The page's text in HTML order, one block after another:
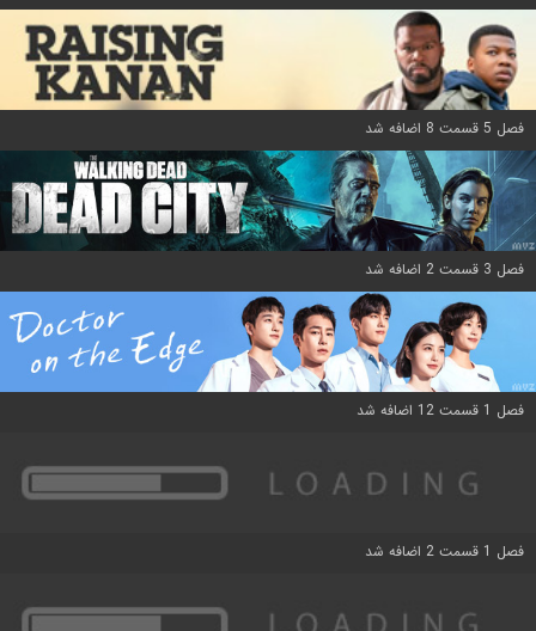
فصل 5 قسمت 8 اضافه شد
فصل 3 قسمت 2 اضافه شد
فصل 1 قسمت 12 اضافه شد
فصل 1 قسمت 2 اضافه شد